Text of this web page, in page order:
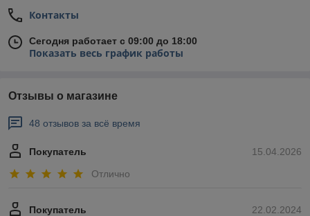
Контакты
Сегодня работает с 09:00 до 18:00
Показать весь график работы
Отзывы о магазине
48 отзывов за всё время
15.04.2026
Покупатель
Отлично
22.02.2024
Покупатель